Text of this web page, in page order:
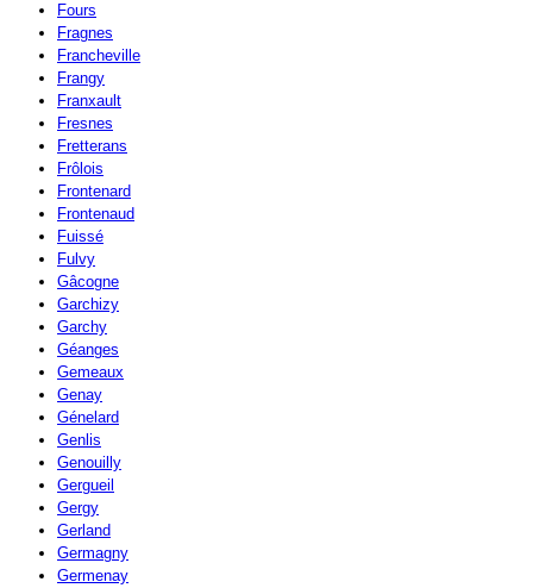
Fours
Fragnes
Francheville
Frangy
Franxault
Fresnes
Fretterans
Frôlois
Frontenard
Frontenaud
Fuissé
Fulvy
Gâcogne
Garchizy
Garchy
Géanges
Gemeaux
Genay
Génelard
Genlis
Genouilly
Gergueil
Gergy
Gerland
Germagny
Germenay